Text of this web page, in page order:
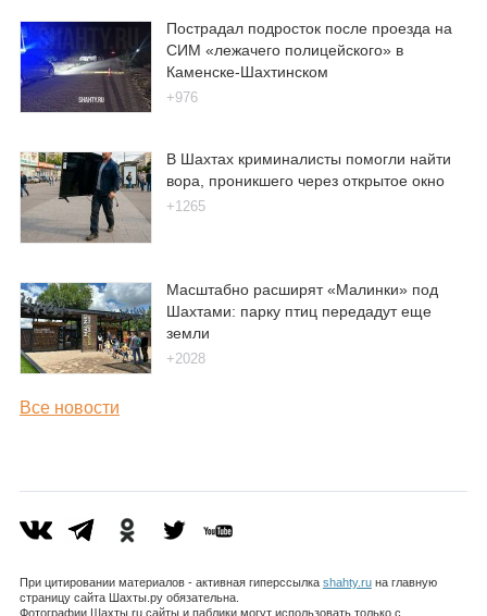
Пострадал подросток после проезда на
СИМ «лежачего полицейского» в
Каменске-Шахтинском
+976
В Шахтах криминалисты помогли найти
вора, проникшего через открытое окно
+1265
Масштабно расширят «Малинки» под
Шахтами: парку птиц передадут еще
земли
+2028
Все новости
При цитировании материалов - активная гиперссылка shahty.ruна главную
страницу сайта Шахты.ру обязательна.
Фотографии Шахты.ru сайты и паблики могут использовать только с